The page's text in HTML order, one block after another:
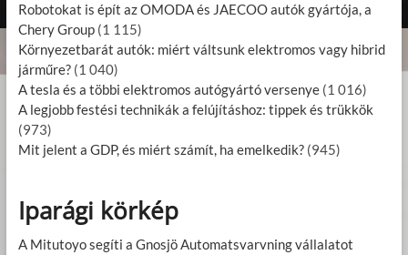
Robotokat is épít az OMODA és JAECOO autók gyártója, a
Chery Group (1 115)
Környezetbarát autók: miért váltsunk elektromos vagy hibrid
járműre? (1 040)
A tesla és a többi elektromos autógyártó versenye (1 016)
A legjobb festési technikák a felújításhoz: tippek és trükkök
(973)
Mit jelent a GDP, és miért számít, ha emelkedik? (945)
Iparági körkép
A Mitutoyo segíti a Gnosjö Automatsvarvning vállalatot